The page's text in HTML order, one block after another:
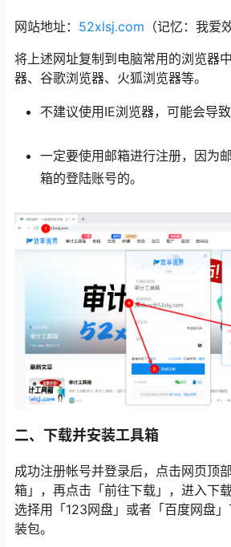
网站地址： 52xlsj.com （记忆：我爱
将上述网址复制到电脑常用的浏览器
器、谷歌浏览器、火狐浏览器等。
不建议使用IE浏览器，可能会导致
一定要使用邮箱进行注册，因为
箱的登陆账号的。
二、下载并安装工具箱
成功注册帐号并登录后，点击网页顶
箱」，再点击「前往下载」，进入下
选择用「123网盘」或者「百度网盘
装包。